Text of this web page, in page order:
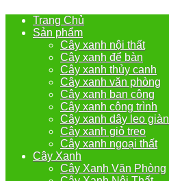
Trang Chủ
Sản phẩm
Cây xanh nội thất
Cây xanh để bàn
Cây xanh thủy canh
Cây xanh văn phòng
Cây xanh ban công
Cây xanh công trình
Cây xanh dây leo giàn
Cây xanh giỏ treo
Cây xanh ngoại thất
Cây Xanh
Cây Xanh Văn Phòng